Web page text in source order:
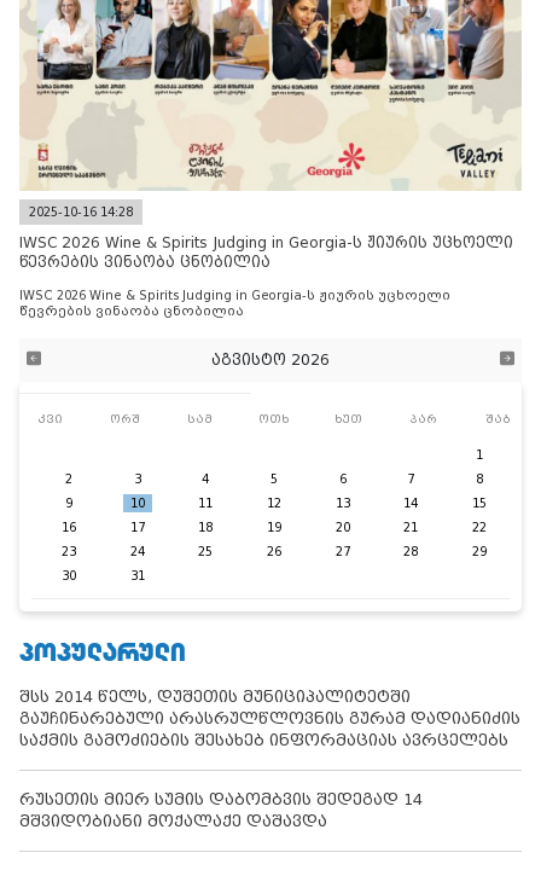
2025-10-16 14:28
IWSC 2026 Wine & Spirits Judging in Georgia-ს ჟიურის უცხოელი
წევრების ვინაობა ცნობილია
IWSC 2026 Wine & Spirits Judging in Georgia-ს ჟიურის უცხოელი
წევრების ვინაობა ცნობილია
აგვისტო 2026
კვი ორშ სამ ოთხ ხუთ პარ შაბ
1
2
3 4 5 6 7
8
9
10 11 12 13 14
15
16
17 18 19 20 21
22
23
24 25 26 27 28
29
30
31
ᲞᲝᲞᲣᲚᲐᲠᲣᲚᲘ
შსს 2014 წელს, დუშეთის მუნიციპალიტეტში
გაუჩინარებული არასრულწლოვნის გურამ დადიანიძის
საქმის გამოძიების შესახებ ინფორმაციას ავრცელებს
რუსეთის მიერ სუმის დაბომბვის შედეგად 14
მშვიდობიანი მოქალაქე დაშავდა